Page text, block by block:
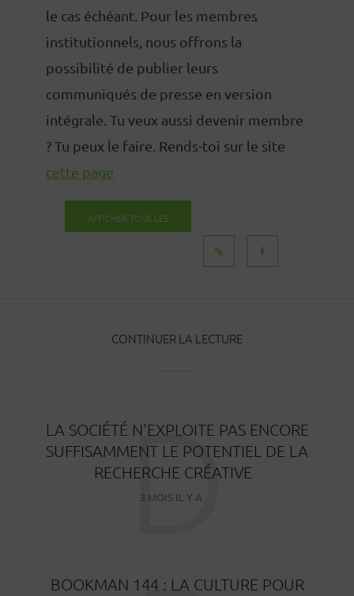
le cas échéant. Pour les membres
institutionnels, nous offrons la
possibilité de publier leurs
communiqués de presse en version
intégrale. Tu veux aussi devenir membre
? Tu peux le faire. Rends-toi sur le site
cette page
AFFICHER TOUS LES
CONTINUER LA LECTURE
LA SOCIÉTÉ N'EXPLOITE PAS ENCORE
SUFFISAMMENT LE POTENTIEL DE LA
RECHERCHE CRÉATIVE
3 MOIS IL Y A
D
BOOKMAN 144 : LA CULTURE POUR